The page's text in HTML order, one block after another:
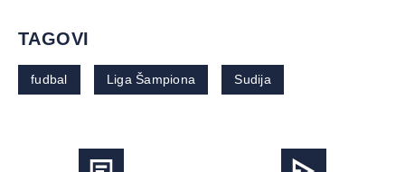
TAGOVI
fudbal Liga Šampiona Sudija